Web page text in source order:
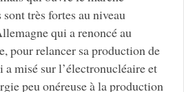
très fortes au niveau
qui a renoncé au
pour relancer sa production de
a misé sur l’électronucléaire et
peu onéreuse à la production